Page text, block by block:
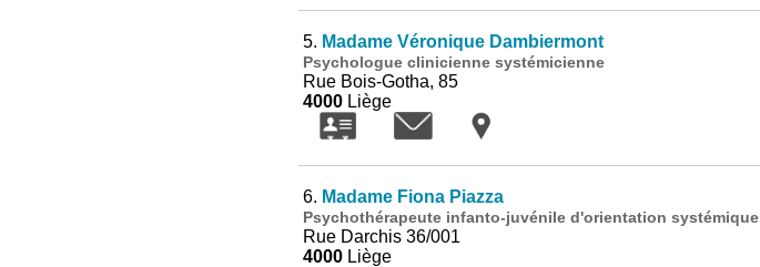
5. Madame Véronique Dambiermont
Psychologue clinicienne systémicienne
Rue Bois-Gotha, 85
4000Liège
6. Madame Fiona Piazza
Psychothérapeute infanto-juvénile d'orientation systémique
Rue Darchis 36/001
4000Liège